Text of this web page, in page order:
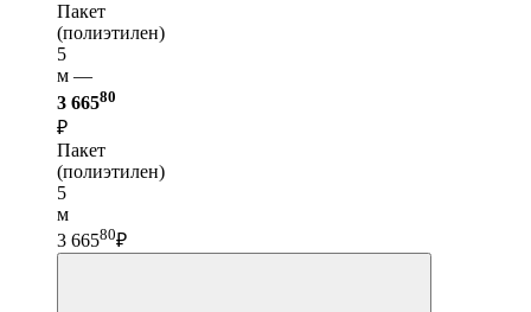
Пакет
(полиэтилен)
5
м —
3 66580
₽
Пакет
(полиэтилен)
5
м
3 66580₽